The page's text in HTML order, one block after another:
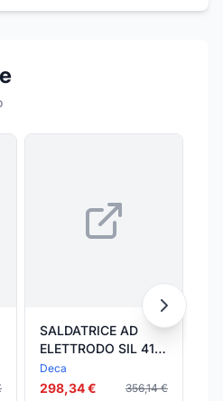
SALDATRICE AD
ELETTRODO SIL 415
DECA
Deca
298,34 € 356,14 €